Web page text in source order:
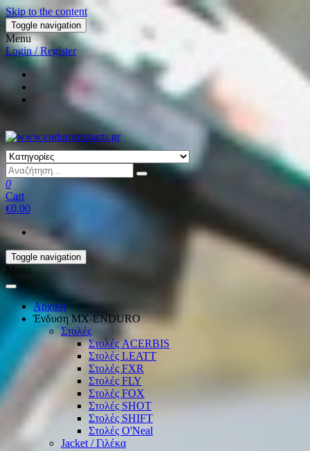
Skip to the content
Toggle navigation
Menu
Login / Register
0
Cart
€0.00
Toggle navigation
Menu
Αρχική
Ένδυση ΜΧ-ΕΝDURO
Στολές
Στολές ACERBIS
Στολές LEATT
Στολές FXR
Στολές FLY
Στολές FOX
Στολές SHOT
Στολές SHIFT
Στολές O'Neal
Jacket / Γιλέκα